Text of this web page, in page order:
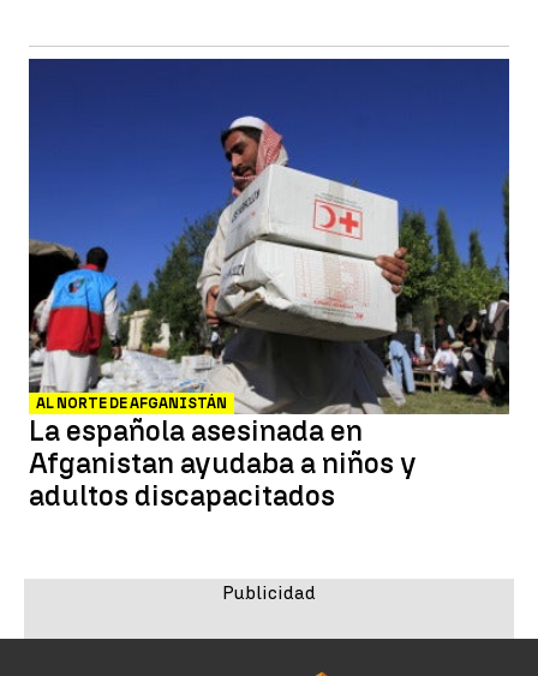
AL NORTE DE AFGANISTÁN
La española asesinada en
Afganistan ayudaba a niños y
adultos discapacitados